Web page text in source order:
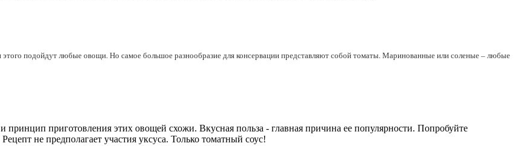
подойдут любые овощи. Но самое большое разнообразие для консервации представляют собой томаты. Маринованные или соленые – любые
принцип приготовления этих овощей схожи. Вкусная польза - главная причина ее популярности. Попробуйте
не предполагает участия уксуса. Только томатный соус!